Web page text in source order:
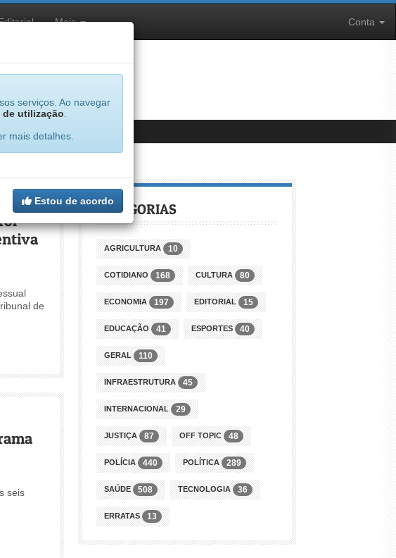
Mais Conta
serviços. Ao navegar
de utilização
mais detalhes.
Estou de acordo
de
seis
CATEGORIAS
AGRICULTURA 10
COTIDIANO 168 CULTURA 80
ECONOMIA 197 EDITORIAL 15
EDUCAÇÃO 41 ESPORTES 40
GERAL 110
INFRAESTRUTURA 45
INTERNACIONAL 29
JUSTIÇA 87 OFF TOPIC 48
POLÍCIA 440 POLÍTICA 289
SAÚDE 508 TECNOLOGIA 36
ERRATAS 13